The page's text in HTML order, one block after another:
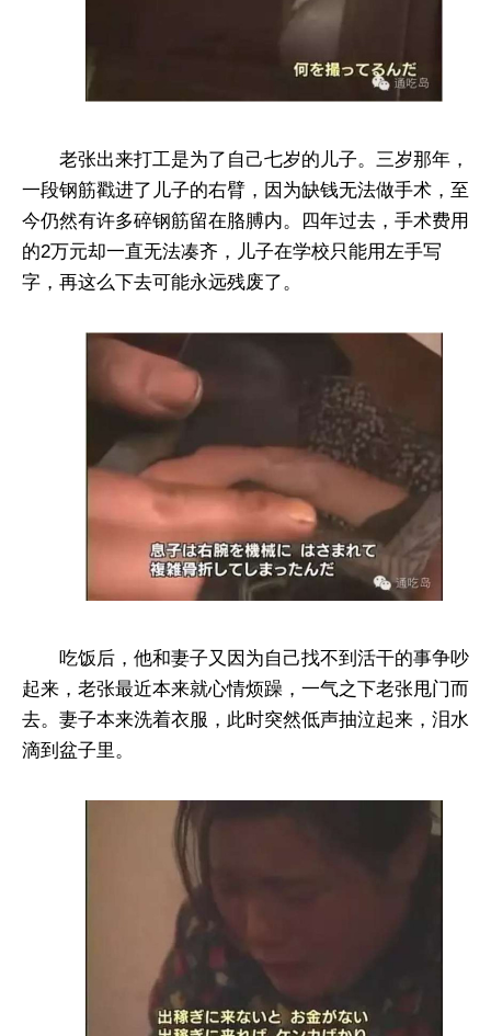
老张出来打工是为了自己七岁的儿子。三岁那年，
一段钢筋戳进了儿子的右臂，因为缺钱无法做手术，至
今仍然有许多碎钢筋留在胳膊内。四年过去，手术费用
的2万元却一直无法凑齐，儿子在学校只能用左手写
字，再这么下去可能永远残废了。
吃饭后，他和妻子又因为自己找不到活干的事争吵
起来，老张最近本来就心情烦躁，一气之下老张甩门而
去。妻子本来洗着衣服，此时突然低声抽泣起来，泪水
滴到盆子里。